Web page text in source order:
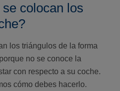
colocan los
los triángulos de la forma
no se conoce la
con respecto a su coche.
cómo debes hacerlo.